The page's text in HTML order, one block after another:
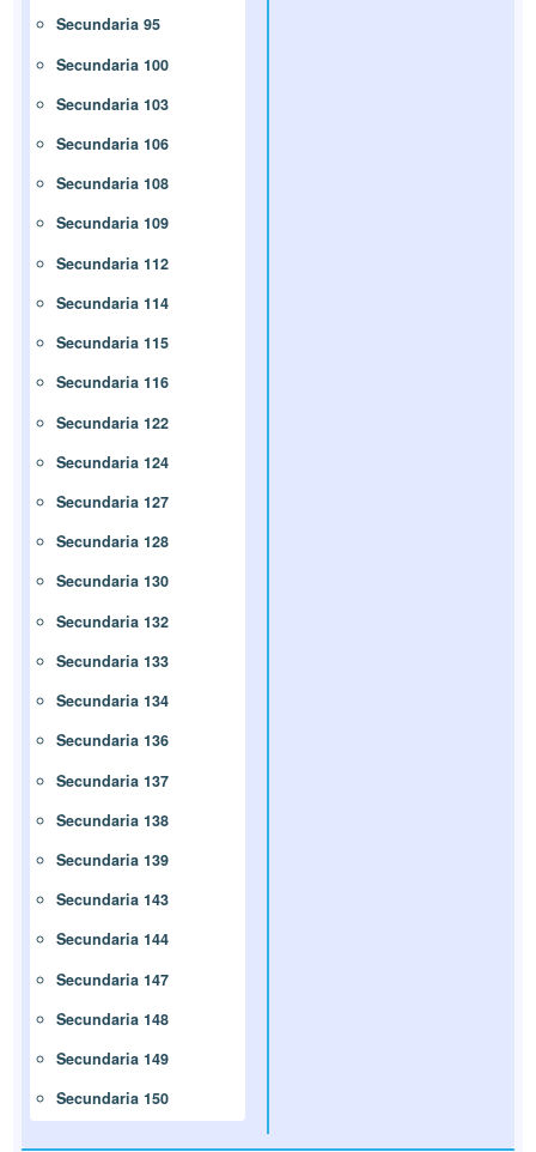
Secundaria 95
Secundaria 100
Secundaria 103
Secundaria 106
Secundaria 108
Secundaria 109
Secundaria 112
Secundaria 114
Secundaria 115
Secundaria 116
Secundaria 122
Secundaria 124
Secundaria 127
Secundaria 128
Secundaria 130
Secundaria 132
Secundaria 133
Secundaria 134
Secundaria 136
Secundaria 137
Secundaria 138
Secundaria 139
Secundaria 143
Secundaria 144
Secundaria 147
Secundaria 148
Secundaria 149
Secundaria 150